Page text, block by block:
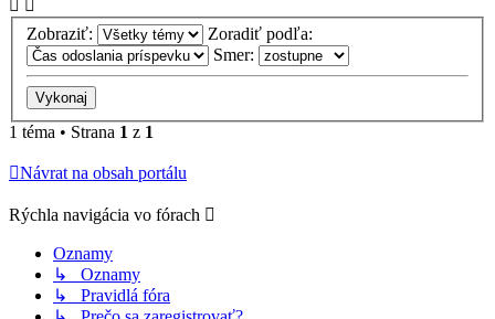
Zobraziť:
Zoradiť podľa:
Smer:
1 téma • Strana 1 z 1
Návrat na obsah portálu
Rýchla navigácia vo fórach
Oznamy
↳ Oznamy
↳ Pravidlá fóra